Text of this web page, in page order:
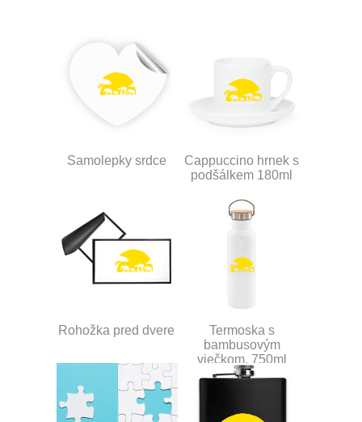
Samolepky srdce
Cappuccino hrnek s
podšálkem 180ml
Rohožka pred dvere
Termoska s
bambusovým
viečkom, 750ml